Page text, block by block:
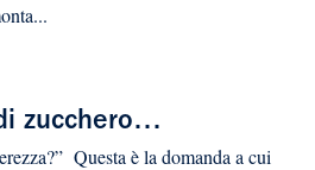
zucchero…
Questa è la domanda a cui